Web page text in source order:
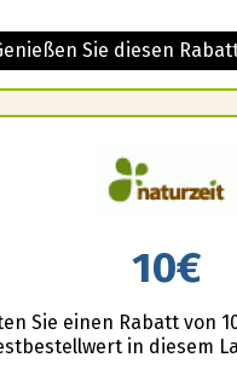
Sie diesen
10€
Sie einen Rabatt von
in diesem